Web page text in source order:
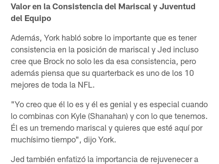
Valor en la Consistencia del Mariscal y Juventud
del Equipo
Además, York habló sobre lo importante que es tener
consistencia en la posición de mariscal y Jed incluso
cree que Brock no solo les da esa consistencia, pero
además piensa que su quarterback es uno de los 10
mejores de toda la NFL.
"Yo creo que él lo es y él es genial y es especial cuando
lo combinas con Kyle (Shanahan) y con lo que tenemos.
Él es un tremendo mariscal y quieres que esté aquí por
muchísimo tiempo", dijo York.
Jed también enfatizó la importancia de rejuvenecer a